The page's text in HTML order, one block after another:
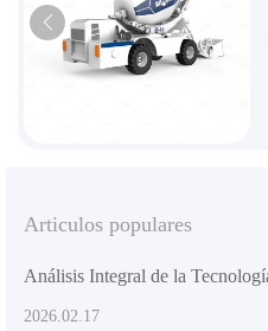
Articulos populares
2026.02.17